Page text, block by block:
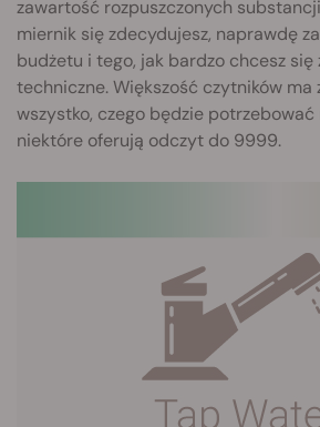
zawartość rozpuszczonych
miernik się zdecydujesz, naprawdę
budżetu i tego, jak bardzo chcesz się
techniczne. Większość czytników
wszystko, czego będzie potrzebować
niektóre oferują odczyt do 9999.